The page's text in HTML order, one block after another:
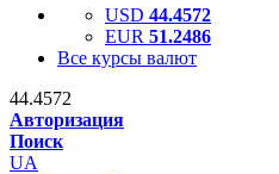
USD 44.4572
EUR 51.2486
Все курсы валют
44.4572
Авторизация
Поиск
UA